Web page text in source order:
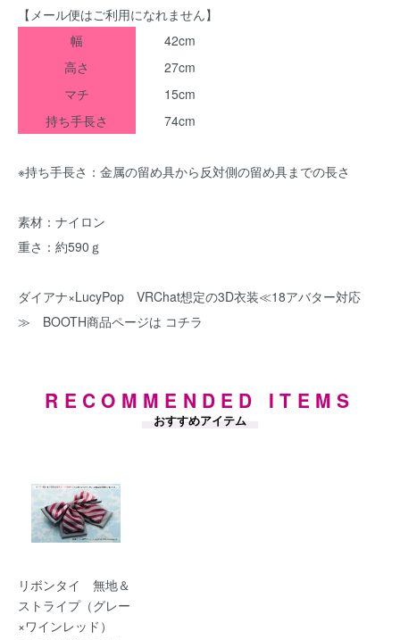
【メール便はご利用になれません】
幅
42cm
高さ
27cm
マチ
15cm
持ち手長さ
74cm
※持ち手長さ：金属の留め具から反対側の留め具までの長さ
素材：ナイロン
重さ：約590ｇ
ダイアナ×LucyPop VRChat想定の3D衣装≪18アバター対応
≫ BOOTH商品ページは コチラ
RECOMMENDED ITEMS
おすすめアイテム
リボンタイ 無地＆
ストライプ（グレー
×ワインレッド）